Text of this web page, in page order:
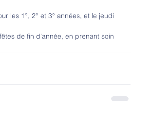
les 1°, 2° et 3° années, et le jeudi
de fin d'année, en prenant soin